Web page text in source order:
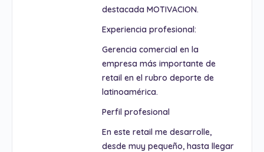
destacada MOTIVACION.
Experiencia profesional:
Gerencia comercial en la
empresa más importante de
retail en el rubro deporte de
latinoamérica.
Perfil profesional
En este retail me desarrolle,
desde muy pequeño, hasta llegar